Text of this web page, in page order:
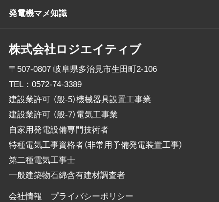
株式会社ロジエイティブ
〒507-0807 岐阜県多治見市生田町2-106
TEL： 0572-74-3389
建設業許可 （般-5）機械器具設置工事業
建設業許可 （般-7）電気工事業
自家用発電設備専門技術者
特種電気工事資格者（非常用予備発電装置工事）
第二種電気工事士
一般建築物石綿含有建材調査者
発電機マメ知識
会社情報 プライバシーポリシー